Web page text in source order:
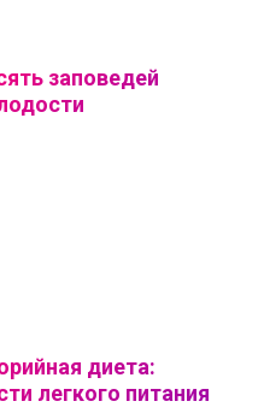
заповедей
диета:
легкого питания